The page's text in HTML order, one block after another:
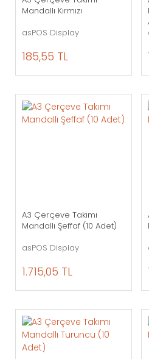
Mandallı Kırmızı
asPOS Display
185,55 TL
A3 Çerçeve Takımı
Mandallı Şeffaf (10 Adet)
asPOS Display
1.715,05 TL